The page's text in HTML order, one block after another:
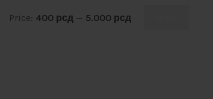
Master
Price: 400 рсд — 5.000 рсд